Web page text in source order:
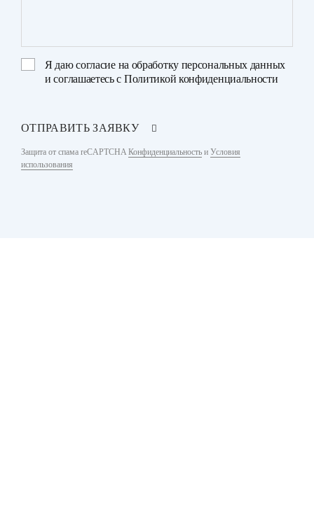
Я даюсогласие на обработку персональных данных
и соглашаетесь с Политикой конфиденциальности
ОТПРАВИТЬ ЗАЯВКУ
Защита от спама reCAPTCHAКонфиденциальность и Условия
использования